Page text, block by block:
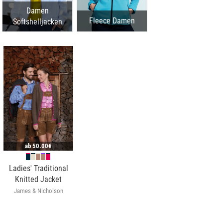
Damen
Softshelljacken
Fleece Damen
ab 50.00€
Ladies' Traditional
Knitted Jacket
James & Nicholson